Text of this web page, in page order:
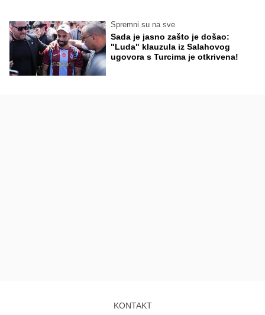
Spremni su na sve
Sada je jasno zašto je došao:
"Luda" klauzula iz Salahovog
ugovora s Turcima je otkrivena!
KONTAKT